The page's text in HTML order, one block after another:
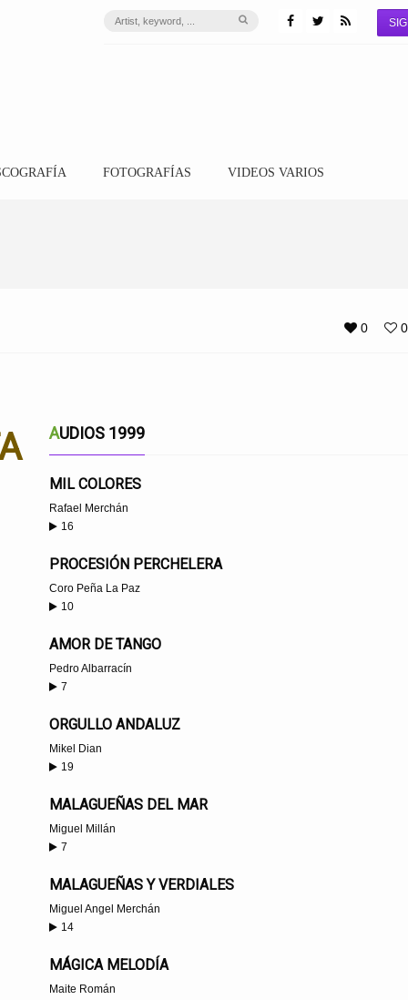
FOTOGRAFÍAS VIDEOS VARIOS
0 0
AUDIOS 1999
MIL COLORES
Rafael Merchán
16
PROCESIÓN PERCHELERA
Coro Peña La Paz
10
AMOR DE TANGO
Pedro Albarracín
7
ORGULLO ANDALUZ
Mikel Dian
19
MALAGUEÑAS DEL MAR
Miguel Millán
7
MALAGUEÑAS Y VERDIALES
Miguel Angel Merchán
14
MÁGICA MELODÍA
Maite Román